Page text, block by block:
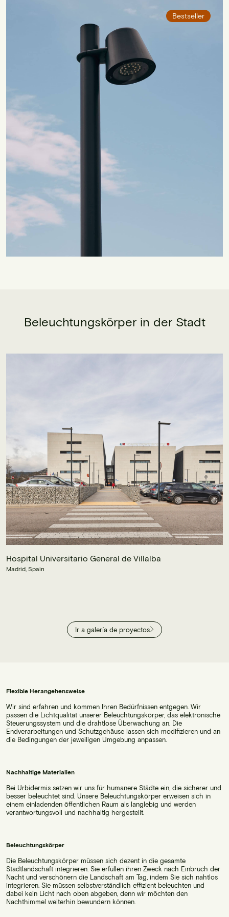
Bestseller
Beleuchtungskörper in der Stadt
Hospital Universitario General de Villalba
Madrid, Spain
Ir a galería de proyectos
Flexible Herangehensweise
Wir sind erfahren und kommen Ihren Bedürfnissen entgegen. Wir
passen die Lichtqualität unserer Beleuchtungskörper, das elektronische
Steuerungssystem und die drahtlose Überwachung an. Die
Endverarbeitungen und Schutzgehäuse lassen sich modifizieren und an
die Bedingungen der jeweiligen Umgebung anpassen.
Nachhaltige Materialien
Bei Urbidermis setzen wir uns für humanere Städte ein, die sicherer und
besser beleuchtet sind. Unsere Beleuchtungskörper erweisen sich in
einem einladenden öffentlichen Raum als langlebig und werden
verantwortungsvoll und nachhaltig hergestellt.
Beleuchtungskörper
Die Beleuchtungskörper müssen sich dezent in die gesamte
Stadtlandschaft integrieren. Sie erfüllen ihren Zweck nach Einbruch der
Nacht und verschönern die Landschaft am Tag, indem Sie sich nahtlos
integrieren. Sie müssen selbstverständlich effizient beleuchten und
dabei kein Licht nach oben abgeben, denn wir möchten den
Nachthimmel weiterhin bewundern können.